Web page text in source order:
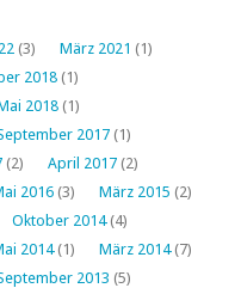
(3) März 2021 (1)
2018 (1)
2018 (1)
2017 (1)
(2) April 2017 (2)
2016 (3) März 2015 (2)
Oktober 2014(4)
2014(1) März 2014(7)
2013 (5)